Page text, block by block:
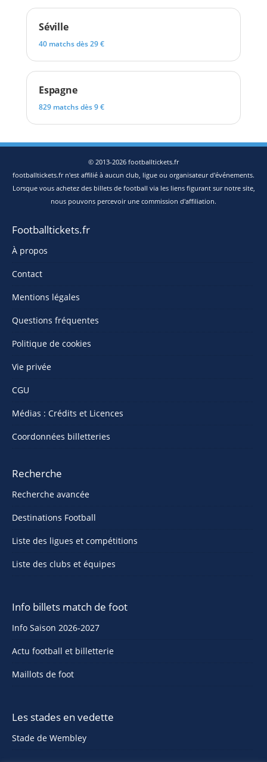
Séville
40 matchs dès 29 €
Espagne
829 matchs dès 9 €
© 2013-2026 footballtickets.fr
footballtickets.fr n'est affilié à aucun club, ligue ou organisateur d'événements.
Lorsque vous achetez des billets de football via les liens figurant sur notre site,
nous pouvons percevoir une commission d'affiliation.
Footballtickets.fr
À propos
Contact
Mentions légales
Questions fréquentes
Politique de cookies
Vie privée
CGU
Médias : Crédits et Licences
Coordonnées billetteries
Recherche
Recherche avancée
Destinations Football
Liste des ligues et compétitions
Liste des clubs et équipes
Info billets match de foot
Info Saison 2026-2027
Actu football et billetterie
Maillots de foot
Les stades en vedette
Stade de Wembley